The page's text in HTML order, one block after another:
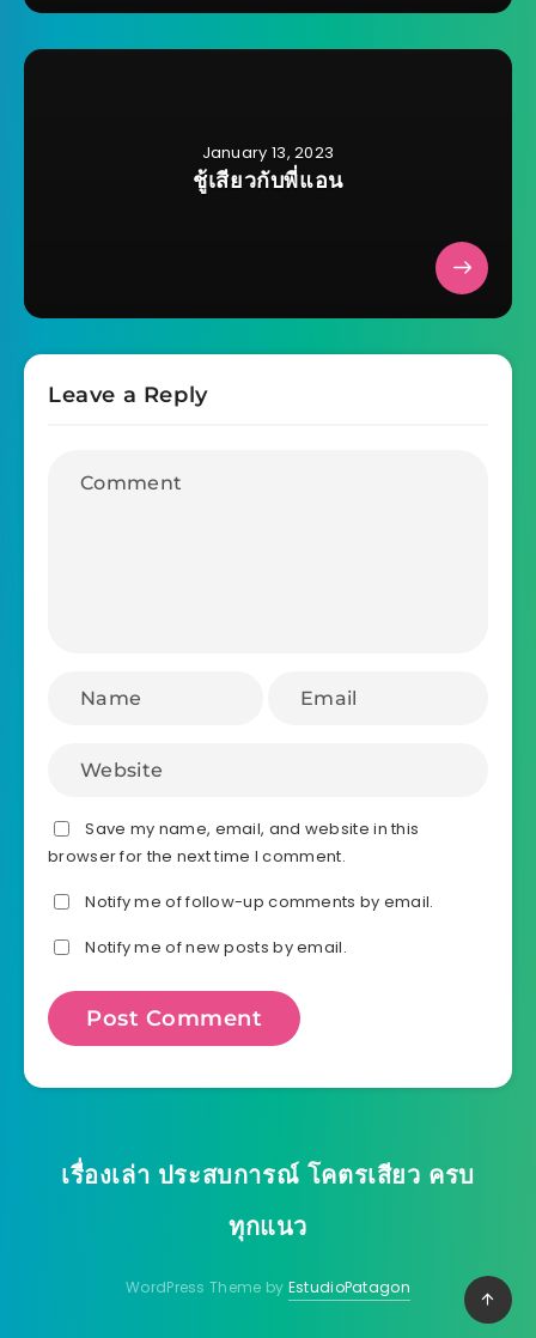
January 13, 2023
ชู้เสียวกับพี่แอน
Leave a Reply
Save my name, email, and website in this
browser for the next time I comment.
Notify me of follow-up comments by email.
Notify me of new posts by email.
เรื่องเล่า ประสบการณ์ โคตรเสียว ครบ
ทุกแนว
WordPress Theme by EstudioPatagon